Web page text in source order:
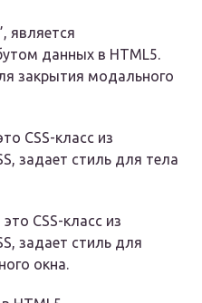
, является
данных в HTML5.
закрытия модального
CSS-класс из
задает стиль для тела
это CSS-класс из
задает стиль для
окна.